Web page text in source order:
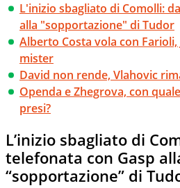
L'inizio sbagliato di Comolli:
alla "sopportazione" di Tudor
Alberto Costa vola con
mister
David non rende, Vlahovic
Openda e Zhegrova, con
presi?
L’inizio sbagliato di
telefonata con Gasp
“sopportazione” di